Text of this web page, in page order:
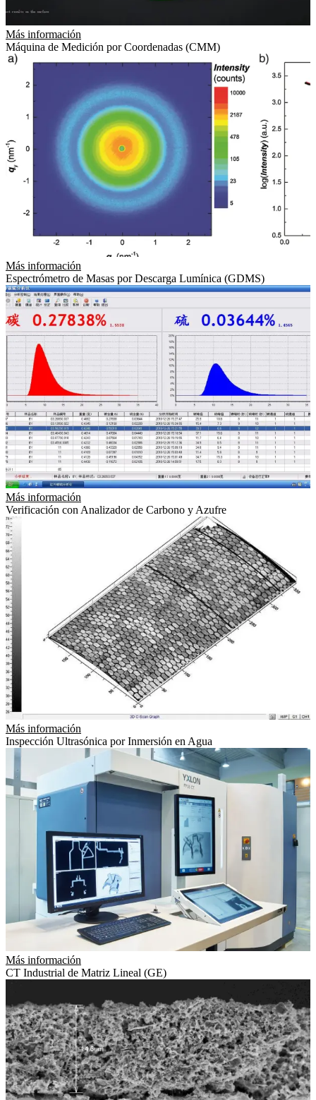
Más información
Máquina de Medición por Coordenadas (CMM)
Más información
Espectrómetro de Masas por Descarga Lumínica (GDMS)
Más información
Verificación con Analizador de Carbono y Azufre
Más información
Inspección Ultrasónica por Inmersión en Agua
Más información
CT Industrial de Matriz Lineal (GE)